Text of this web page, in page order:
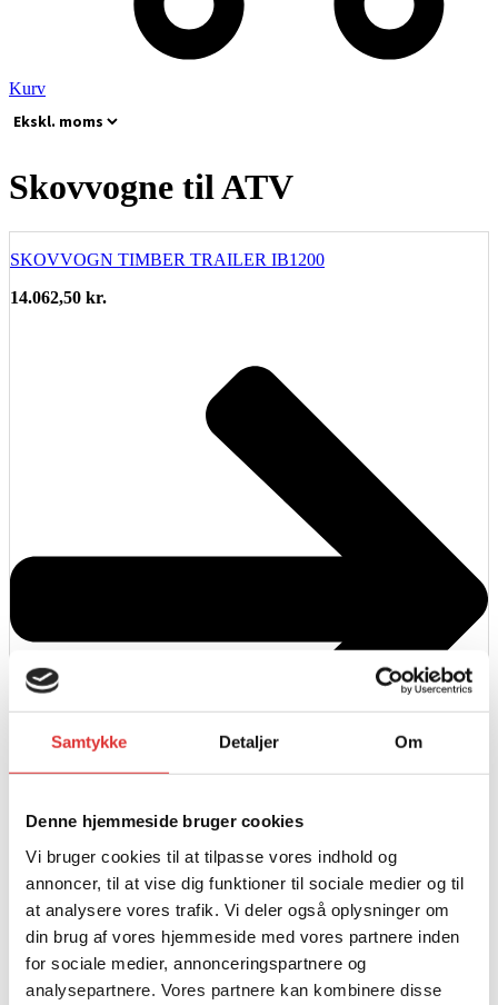
Samtykke Detaljer Om
Denne hjemmeside bruger cookies
Vi bruger cookies til at tilpasse vores indhold og
annoncer, til at vise dig funktioner til sociale medier og til
at analysere vores trafik. Vi deler også oplysninger om
din brug af vores hjemmeside med vores partnere inden
for sociale medier, annonceringspartnere og
analysepartnere. Vores partnere kan kombinere disse
Kurv
Skovvogne til ATV
SKOVVOGN TIMBER TRAILER IB1200
14.062,50 kr.
Læs mere
LAD INSATS TIL SKOVVOGN IB1200
6.972,00kr.